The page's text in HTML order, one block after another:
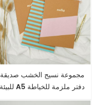
مجموعة نسيج الخشب صديقة
للبيئة A5 دفتر ملزمة للخياطة